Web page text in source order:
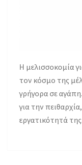
H μελισσοκομία
τον κόσμο της
γρήγορα σε
για την
εργατικότητά της.